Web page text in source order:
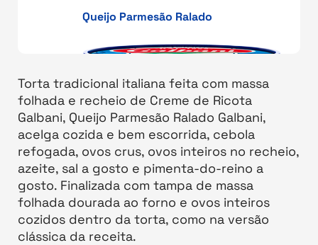
Queijo Parmesão Ralado
Torta tradicional italiana feita com massa
folhada e recheio de Creme de Ricota
Galbani, Queijo Parmesão Ralado Galbani,
acelga cozida e bem escorrida, cebola
refogada, ovos crus, ovos inteiros no recheio,
azeite, sal a gosto e pimenta-do-reino a
gosto. Finalizada com tampa de massa
folhada dourada ao forno e ovos inteiros
cozidos dentro da torta, como na versão
clássica da receita.